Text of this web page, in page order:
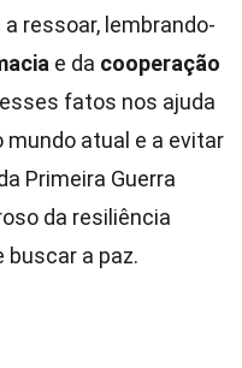
ressoar, lembrando-
e da cooperação
fatos nos ajuda
mundo atual e a evitar
Primeira Guerra
da resiliência
buscar a paz.